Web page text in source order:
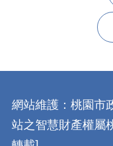
網站維護：桃園市
站之智慧財產權屬